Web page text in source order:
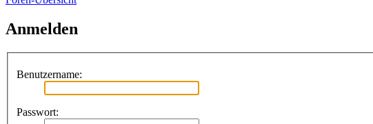
Anmelden
Benutzername:
Passwort: